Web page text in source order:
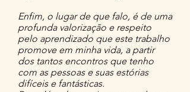
Enfim, o lugar de que falo, é de uma
profunda valorização e respeito
pelo aprendizado que este trabalho
promove em minha vida, a partir
dos tantos encontros que tenho
com as pessoas e suas estórias
difíceis e fantásticas.